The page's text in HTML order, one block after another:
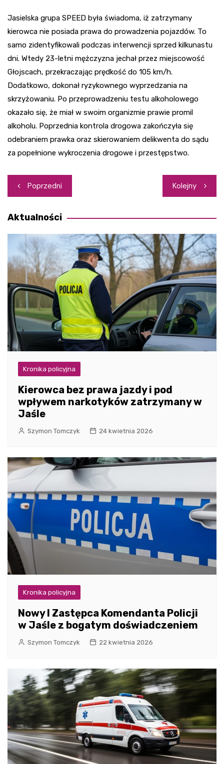
Jasielska grupa SPEED była świadoma, iż zatrzymany
kierowca nie posiada prawa do prowadzenia pojazdów. To
samo zidentyfikowali podczas interwencji sprzed kilkunastu
dni. Wtedy 23-letni mężczyzna jechał przez miejscowość
Głojscach, przekraczając prędkość do 105 km/h.
Dodatkowo, dokonał ryzykownego wyprzedzania na
skrzyżowaniu. Po przeprowadzeniu testu alkoholowego
okazało się, że miał w swoim organizmie prawie promil
alkoholu. Poprzednia kontrola drogowa zakończyła się
odebraniem prawka oraz skierowaniem delikwenta do sądu
za popełnione wykroczenia drogowe i przestępstwo.
Nawigacja
wpisu
Poprzedni Kolejny
Aktualności
Kronika policyjna
Kierowca bez prawa jazdy i pod
wpływem narkotyków zatrzymany w
Jaśle
Szymon Tomczyk 24 kwietnia 2026
Kronika policyjna
Nowy I Zastępca Komendanta Policji
w Jaśle z bogatym doświadczeniem
Szymon Tomczyk 22 kwietnia 2026